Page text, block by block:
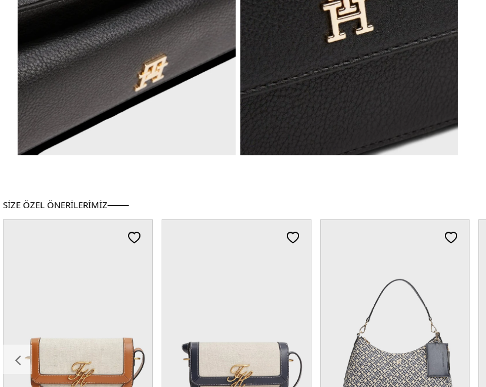
SİZE ÖZEL ÖNERİLERİMİZ